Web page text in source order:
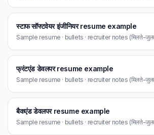
स्टाफ सॉफ्टवेयर इंजीनियर resume example
Sample resume · bullets · recruiter notes (मिलते-
फ्रंटएंड डेवलपर resume example
Sample resume · bullets · recruiter notes (मिलते-
बैकएंड डेवलपर resume example
Sample resume · bullets · recruiter notes (मिलते-